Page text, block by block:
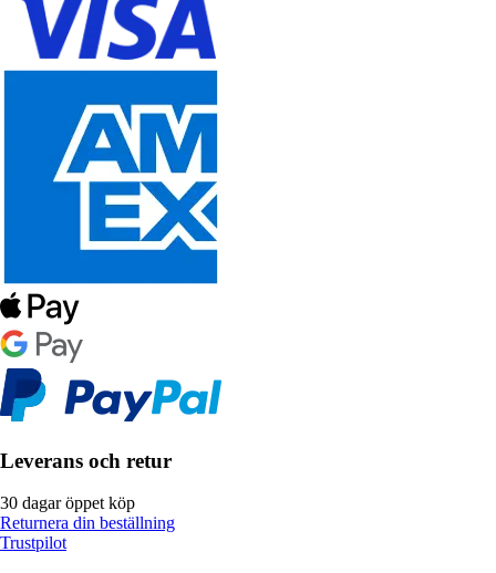
Leverans och retur
30 dagar öppet köp
Returnera din beställning
Trustpilot